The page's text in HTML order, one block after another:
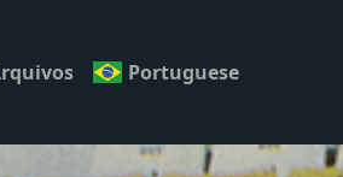
Portuguese